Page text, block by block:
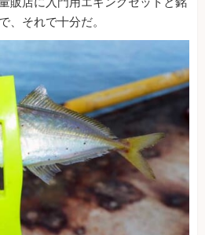
、それで十分だ。